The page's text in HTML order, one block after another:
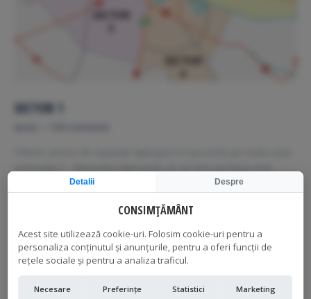
SECTOR 1
proces verbal de predare/primire echipament. Reparatii laptop
Dămăroaia, Domenii, Dorobanţi, Gara de Nord, Griviţa,
Victoriei, Floreasca, Pajura, Pipera, Primăverii, P-ţa Romană
Serviciul de reparatii laptop pentru cartierele mentionatate…
Read more
Detalii Despre
CONSIMȚĂMÂNT
Acest site utilizează cookie-uri. Folosim cookie-uri pentru a
personaliza conținutul și anunțurile, pentru a oferi funcții de
rețele sociale și pentru a analiza traficul.
Necesare Preferințe Statistici Marketing